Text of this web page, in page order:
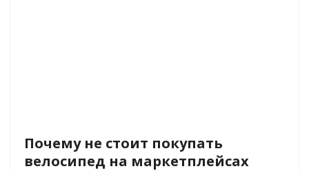
Почему не стоит покупать
велосипед на маркетплейсах